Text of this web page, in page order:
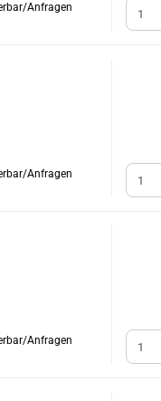
Anfragen
Anfragen
Anfragen